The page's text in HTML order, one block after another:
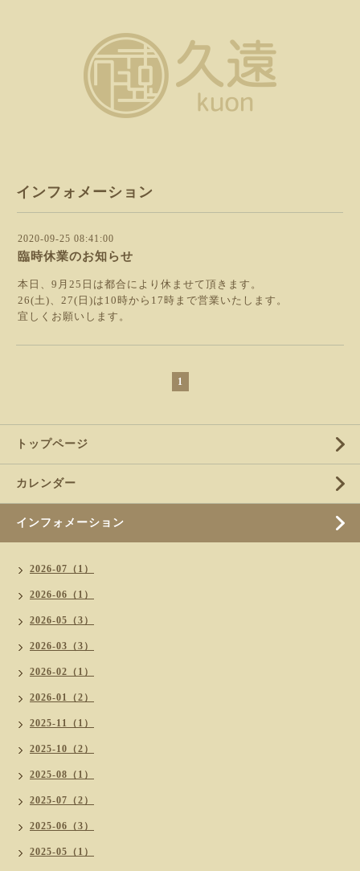
インフォメーション
2020-09-25 08:41:00
臨時休業のお知らせ
本日、9月25日は都合により休ませて頂きます。
26(土)、27(日)は10時から17時まで営業いたします。
宜しくお願いします。
1
トップページ
カレンダー
インフォメーション
2026-07（1）
2026-06（1）
2026-05（3）
2026-03（3）
2026-02（1）
2026-01（2）
2025-11（1）
2025-10（2）
2025-08（1）
2025-07（2）
2025-06（3）
2025-05（1）